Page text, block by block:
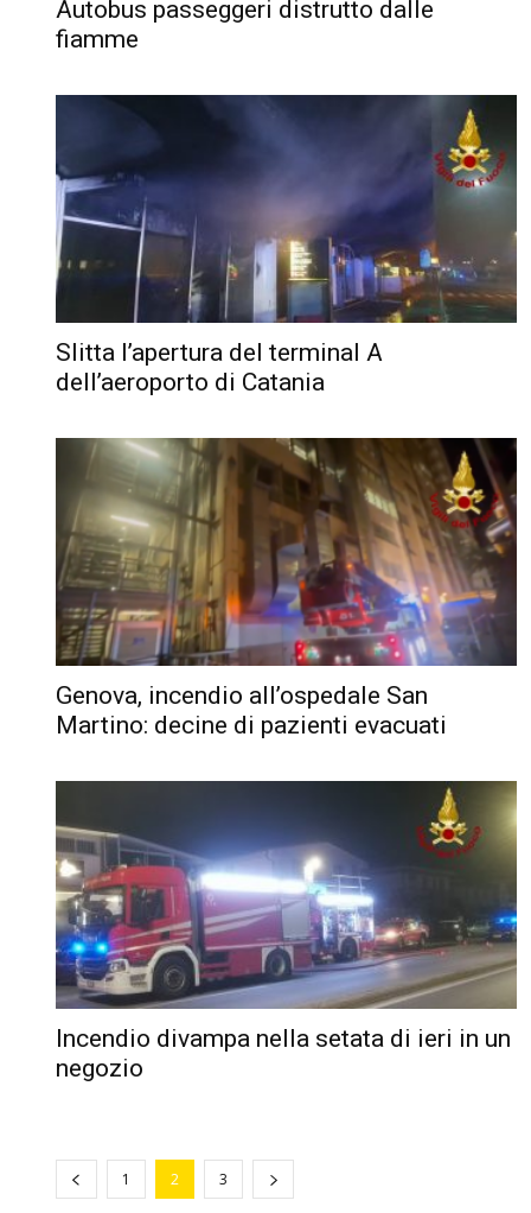
Autobus passeggeri distrutto dalle
fiamme
Slitta l’apertura del terminal A
dell’aeroporto di Catania
Genova, incendio all’ospedale San
Martino: decine di pazienti evacuati
Incendio divampa nella setata di ieri in un
negozio
1 2 3